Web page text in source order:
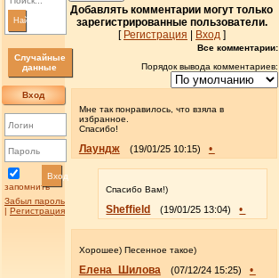
Найти
Случайные
данные
Вход
запомнить
Вход
Забыл пароль
| Регистрация
Добавлять комментарии могут только
зарегистрированные пользователи.
[ Регистрация Вход]
Все комментарии:
Порядок вывода комментариев:
Мне так понравилось, что взяла в
избранное.
Спасибо!
Лаундж (19/01/25 10:15) •
Спасибо Вам!)
Sheffield (19/01/25 13:04) •
Хорошее) Песенное такое)
Елена_Шилова (07/12/24 15:25) •